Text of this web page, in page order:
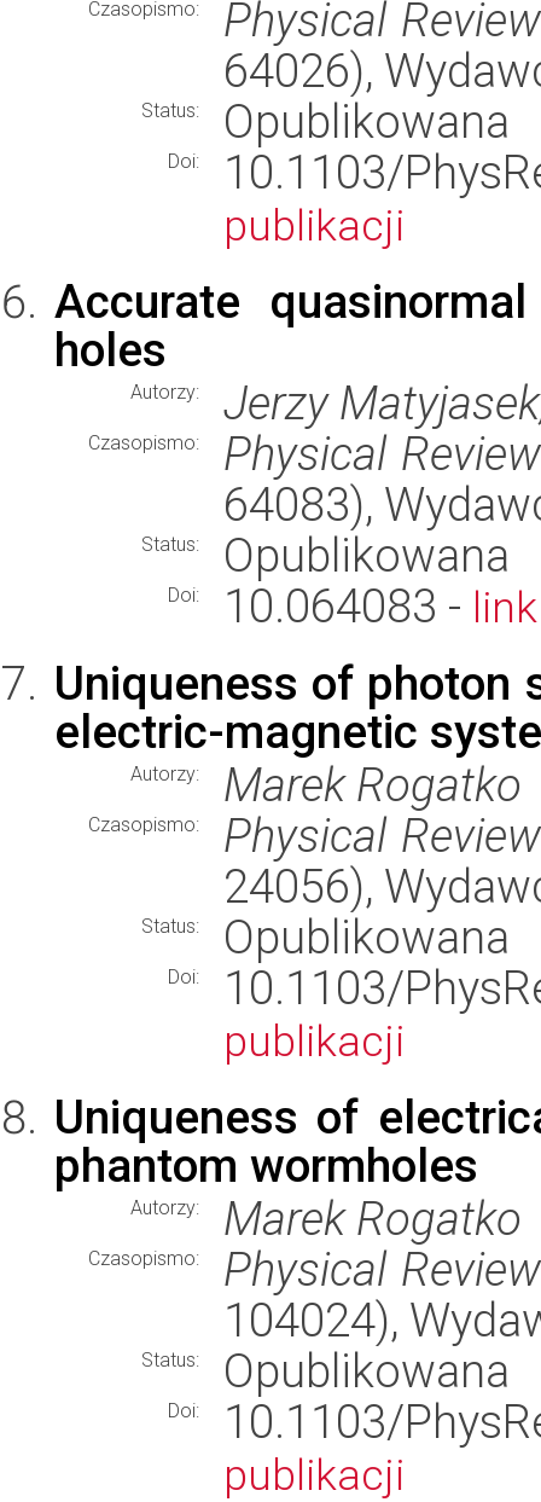
Czasopismo:
Physical
64026),
Status: Opublikowana
Doi: 10.1103/
publikacji
Accurate
holes
Autorzy: Jerzy
Czasopismo:
Physical
64083),
Status: Opublikowana
Doi: 10.064083 -
Uniqueness of photon
electric-magnetic
Autorzy: Marek Rogatko
Czasopismo:
Physical
24056),
Status: Opublikowana
Doi: 10.1103/
publikacji
Uniqueness of
phantom wormholes
Autorzy: Marek Rogatko
Czasopismo:
Physical
104024),
Status: Opublikowana
Doi: 10.1103/
publikacji